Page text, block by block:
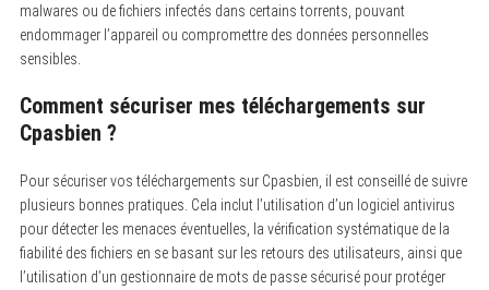
malwares ou de fichiers infectés dans certains torrents, pouvant
endommager l’appareil ou compromettre des données personnelles
sensibles.
Comment sécuriser mes téléchargements sur
Cpasbien ?
Pour sécuriser vos téléchargements sur Cpasbien, il est conseillé de suivre
plusieurs bonnes pratiques. Cela inclut l’utilisation d’un logiciel antivirus
pour détecter les menaces éventuelles, la vérification systématique de la
fiabilité des fichiers en se basant sur les retours des utilisateurs, ainsi que
l’utilisation d’un gestionnaire de mots de passe sécurisé pour protéger